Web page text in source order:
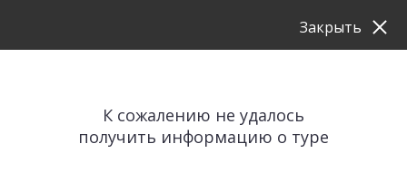
К сожалению не удалось
получить информацию о туре
Закрыть